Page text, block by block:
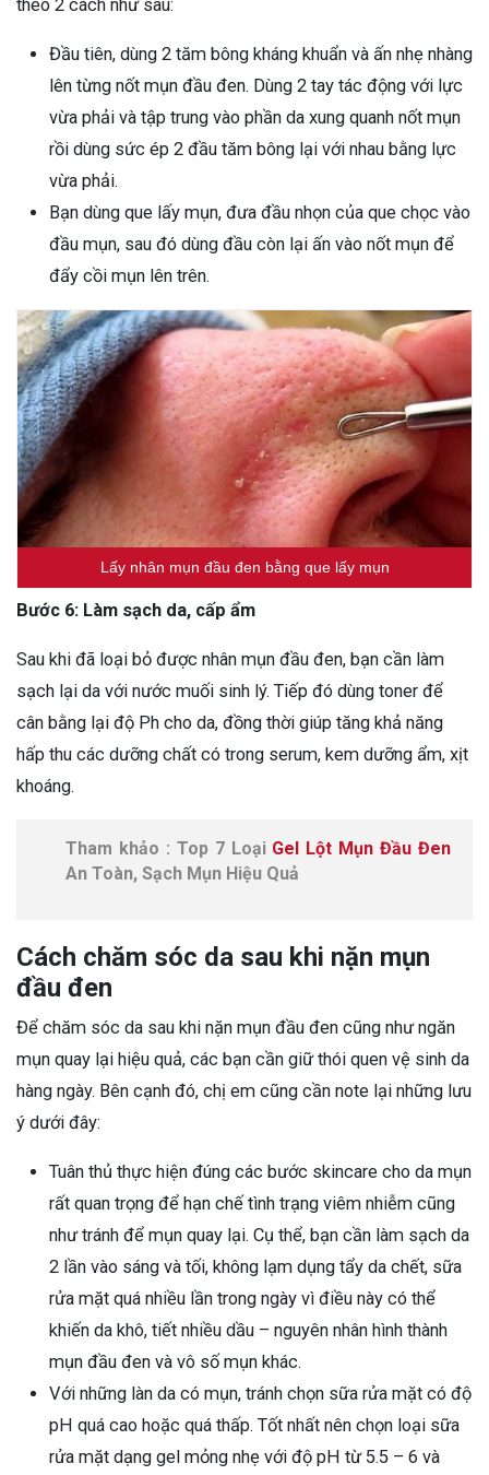
theo 2 cách như sau:
Đầu tiên, dùng 2 tăm bông kháng khuẩn và ấn nhẹ nhàng
lên từng nốt mụn đầu đen. Dùng 2 tay tác động với lực
vừa phải và tập trung vào phần da xung quanh nốt mụn
rồi dùng sức ép 2 đầu tăm bông lại với nhau bằng lực
vừa phải.
Bạn dùng que lấy mụn, đưa đầu nhọn của que chọc vào
đầu mụn, sau đó dùng đầu còn lại ấn vào nốt mụn để
đẩy cồi mụn lên trên.
Lấy nhân mụn đầu đen bằng que lấy mụn
Bước 6: Làm sạch da, cấp ẩm
Sau khi đã loại bỏ được nhân mụn đầu đen, bạn cần làm
sạch lại da với nước muối sinh lý. Tiếp đó dùng toner để
cân bằng lại độ Ph cho da, đồng thời giúp tăng khả năng
hấp thu các dưỡng chất có trong serum, kem dưỡng ẩm, xịt
khoáng.
Tham khảo : Top 7 Loại Gel Lột Mụn Đầu Đen
An Toàn, Sạch Mụn Hiệu Quả
Cách chăm sóc da sau khi nặn mụn
đầu đen
Để chăm sóc da sau khi nặn mụn đầu đen cũng như ngăn
mụn quay lại hiệu quả, các bạn cần giữ thói quen vệ sinh da
hàng ngày. Bên cạnh đó, chị em cũng cần note lại những lưu
ý dưới đây:
Tuân thủ thực hiện đúng các bước skincare cho da mụn
rất quan trọng để hạn chế tình trạng viêm nhiễm cũng
như tránh để mụn quay lại. Cụ thể, bạn cần làm sạch da
2 lần vào sáng và tối, không lạm dụng tẩy da chết, sữa
rửa mặt quá nhiều lần trong ngày vì điều này có thể
khiến da khô, tiết nhiều dầu – nguyên nhân hình thành
mụn đầu đen và vô số mụn khác.
Với những làn da có mụn, tránh chọn sữa rửa mặt có độ
pH quá cao hoặc quá thấp. Tốt nhất nên chọn loại sữa
rửa mặt dạng gel mỏng nhẹ với độ pH từ 5.5 – 6 và